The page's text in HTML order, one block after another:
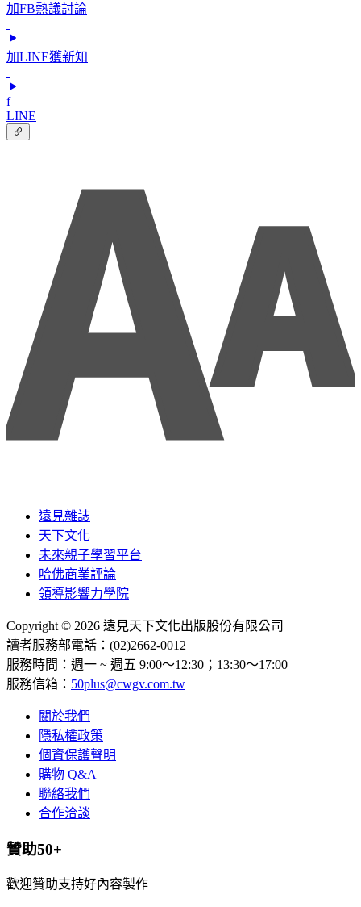
加FB熱議討論
加LINE獲新知
f
LINE
遠見雜誌
天下文化
未來親子學習平台
哈佛商業評論
領導影響力學院
Copyright © 2026 遠見天下文化出版股份有限公司
讀者服務部電話：(02)2662-0012
服務時間：週一 ~ 週五 9:00～12:30；13:30～17:00
服務信箱： 50plus@cwgv.com.tw
關於我們
隱私權政策
個資保護聲明
購物 Q&A
聯絡我們
合作洽談
贊助50+
歡迎贊助支持好內容製作